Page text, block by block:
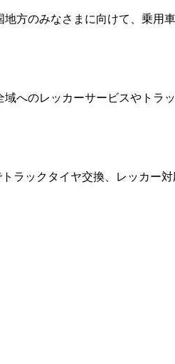
地方のみなさまに向けて、乗用
域へのレッカーサービスやトラ
トラックタイヤ交換、レッカー